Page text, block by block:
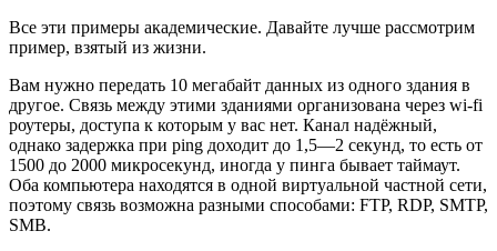
Все эти примеры академические. Давайте лучше рассмотрим
пример, взятый из жизни.
Вам нужно передать 10 мегабайт данных из одного здания в
другое. Связь между этими зданиями организована через wi-fi
роутеры, доступа к которым у вас нет. Канал надёжный,
однако задержка при ping доходит до 1,5—2 секунд, то есть от
1500 до 2000 микросекунд, иногда у пинга бывает таймаут.
Оба компьютера находятся в одной виртуальной частной сети,
поэтому связь возможна разными способами: FTP, RDP, SMTP,
SMB.